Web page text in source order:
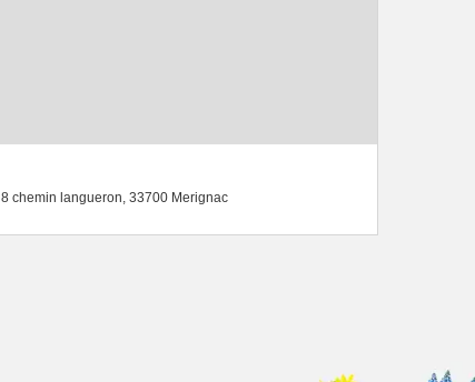
8 chemin langueron, 33700 Merignac